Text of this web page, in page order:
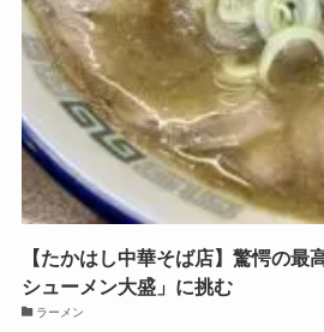
【たかはし中華そば店】驚愕の最
シューメン大盛」に挑む
ラーメン